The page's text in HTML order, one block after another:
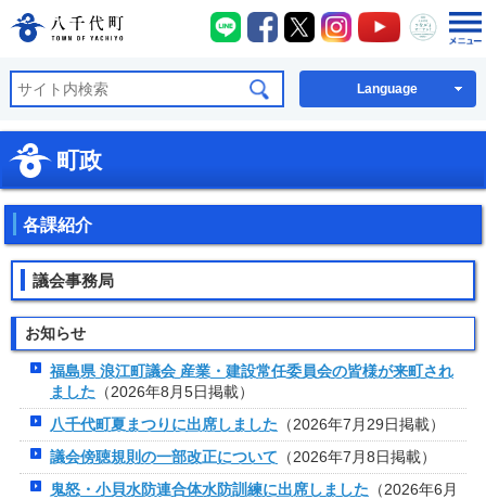
八千代町公式ホームページ
八千代町LINE
八千代町Facebook
八千代町X八千代町Instagram
八千代町
八千
Language
町政
各課紹介
議会事務局
お知らせ
福島県 浪江町議会 産業・建設常任委員会の皆様が来町され
ました （2026年8月5日掲載）
八千代町夏まつりに出席しました （2026年7月29日掲載）
議会傍聴規則の一部改正について （2026年7月8日掲載）
鬼怒・小貝水防連合体水防訓練に出席しました （2026年6月